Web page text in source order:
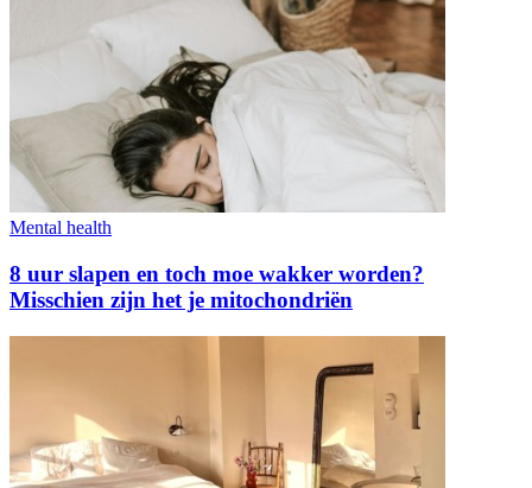
Mental health
8 uur slapen en toch moe wakker worden?
Misschien zijn het je mitochondriën